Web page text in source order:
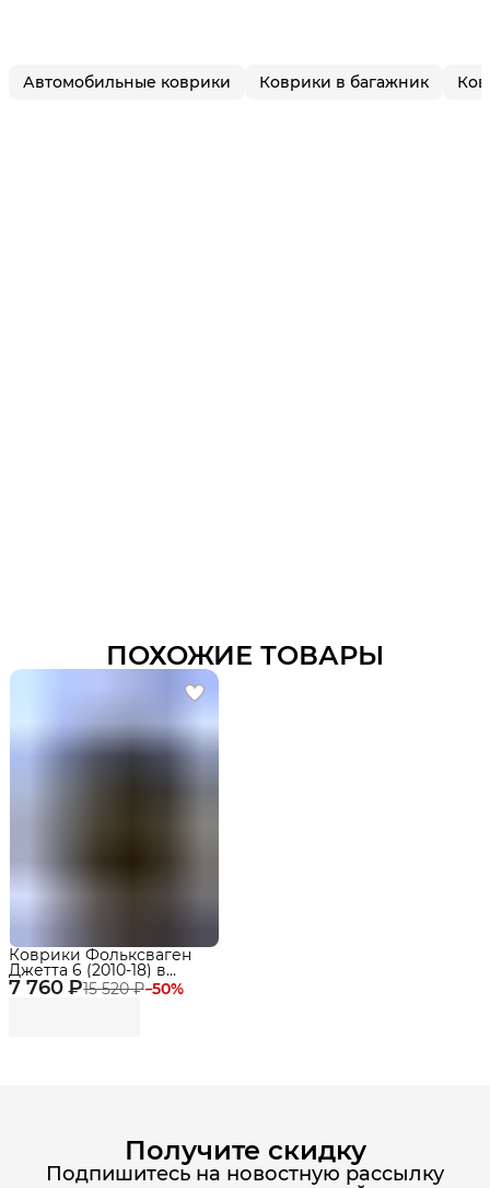
Автомобильные коврики Коврики в багажник
ПОХОЖИЕ ТОВАРЫ
7 760 ₽15 520 ₽−50%
Коврики Фольксваген
Джетта 6 (2010-18) в
салон Volkswagen с
бортиками, эва, eva
Получите скидку
Подпишитесь на новостную рассылку